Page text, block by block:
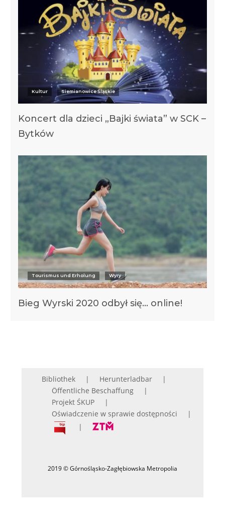
Kultur Siemianowice Śląskie
Koncert dla dzieci „Bajki świata” w SCK –
Bytków
Tourismus und Erholung Wyry
Bieg Wyrski 2020 odbył się… online!
Bibliothek
Herunterladbar
Öffentliche Beschaffung
Projekt ŚKUP
Oświadczenie w sprawie dostępności
2019 © Górnośląsko-Zagłębiowska Metropolia